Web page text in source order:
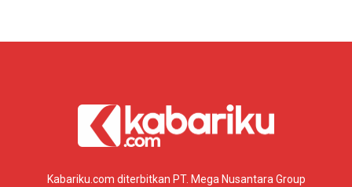
Kabariku.com diterbitkan PT. Mega Nusantara Group